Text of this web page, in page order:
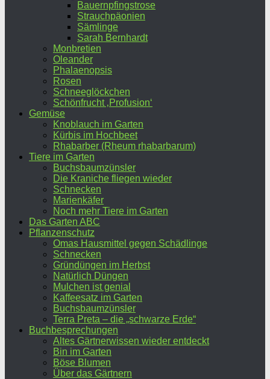
Bauernpfingstrose
Strauchpäonien
Sämlinge
Sarah Bernhardt
Monbretien
Oleander
Phalaenopsis
Rosen
Schneeglöckchen
Schönfrucht ‚Profusion‘
Gemüse
Knoblauch im Garten
Kürbis im Hochbeet
Rhabarber (Rheum rhabarbarum)
Tiere im Garten
Buchsbaumzünsler
Die Kraniche fliegen wieder
Schnecken
Marienkäfer
Noch mehr Tiere im Garten
Das Garten ABC
Pflanzenschutz
Omas Hausmittel gegen Schädlinge
Schnecken
Gründüngen im Herbst
Natürlich Düngen
Mulchen ist genial
Kaffeesatz im Garten
Buchsbaumzünsler
Terra Preta – die „schwarze Erde“
Buchbesprechungen
Altes Gärtnerwissen wieder entdeckt
Bin im Garten
Böse Blumen
Über das Gärtnern